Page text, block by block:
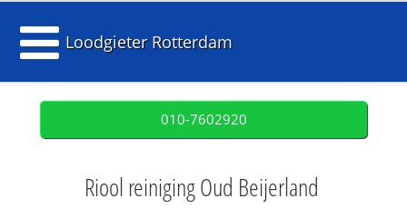
Loodgieter Rotterdam
010-7602920
Riool reiniging Oud Beijerland